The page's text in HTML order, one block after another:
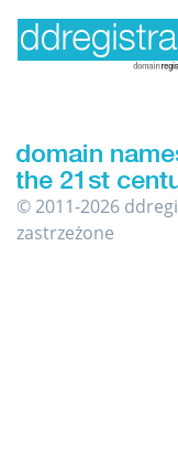
© 2011-2026
zastrzeżone